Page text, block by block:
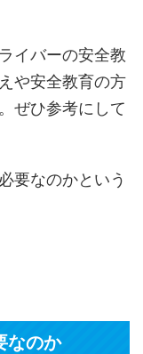
イバーの安全教
や安全教育の方
ぜひ参考にして
要なのかという
なのか